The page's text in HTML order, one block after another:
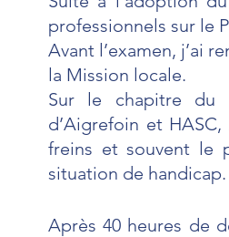
professionnels sur le
Avant l’examen, j’ai
la Mission locale.
Sur le chapitre du
d’Aigrefoin et
freins et souvent le
situation de handicap.
Après 40 heures de